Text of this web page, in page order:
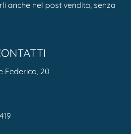
anche nel post vendita, senza
Federico, 20